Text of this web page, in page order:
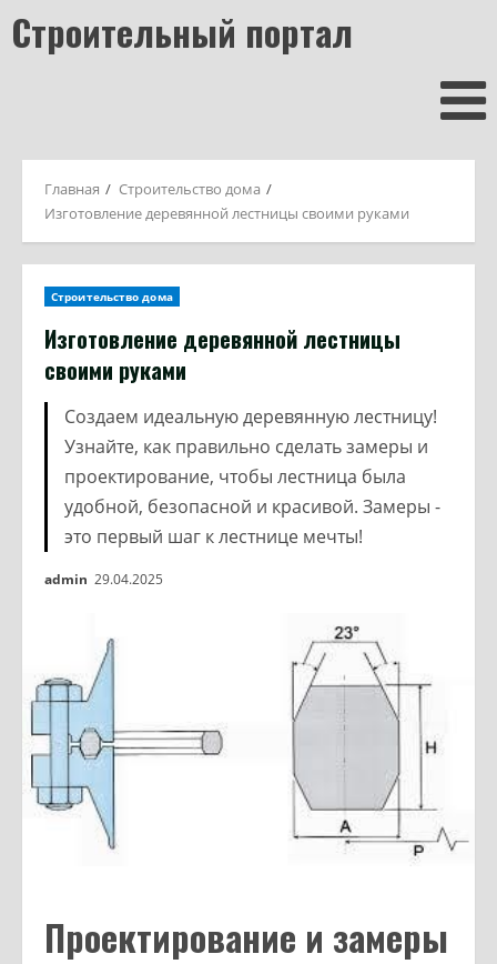
Строительный портал
Главная
Строительство дома
Изготовление деревянной лестницы своими руками
Строительство дома
Изготовление деревянной лестницы
своими руками
Создаем идеальную деревянную лестницу!
Узнайте, как правильно сделать замеры и
проектирование, чтобы лестница была
удобной, безопасной и красивой. Замеры -
это первый шаг к лестнице мечты!
admin 29.04.2025
Проектирование и замеры